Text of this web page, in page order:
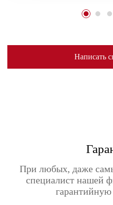
Написать
При любых, даже
специалист нашей